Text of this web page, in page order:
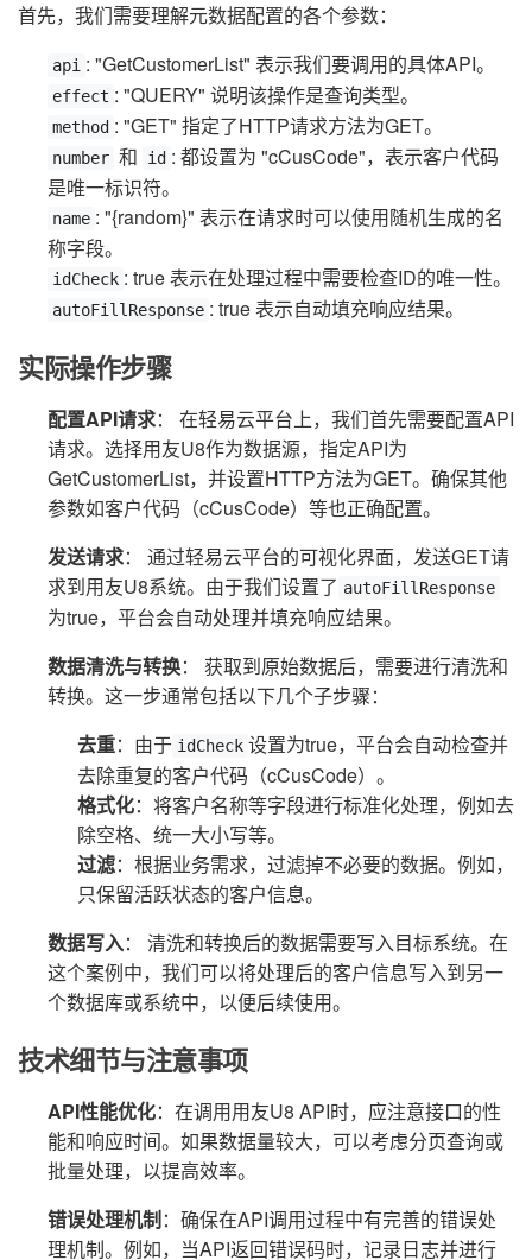
首先，我们需要理解元数据配置的各个参数：
api : "GetCustomerList" 表示我们要调用的具体API。
effect : "QUERY" 说明该操作是查询类型。
method : "GET" 指定了HTTP请求方法为GET。
number 和 id : 都设置为 "cCusCode"，表示客户代码
是唯一标识符。
name : "{random}" 表示在请求时可以使用随机生成的名
称字段。
idCheck : true 表示在处理过程中需要检查ID的唯一性。
autoFillResponse : true 表示自动填充响应结果。
实际操作步骤
配置API请求： 在轻易云平台上，我们首先需要配置API
请求。选择用友U8作为数据源，指定API为
GetCustomerList，并设置HTTP方法为GET。确保其他
参数如客户代码（cCusCode）等也正确配置。
发送请求： 通过轻易云平台的可视化界面，发送GET请
求到用友U8系统。由于我们设置了 autoFillResponse
为true，平台会自动处理并填充响应结果。
数据清洗与转换： 获取到原始数据后，需要进行清洗和
转换。这一步通常包括以下几个子步骤：
去重：由于 idCheck 设置为true，平台会自动检查并
去除重复的客户代码（cCusCode）。
格式化：将客户名称等字段进行标准化处理，例如去
除空格、统一大小写等。
过滤：根据业务需求，过滤掉不必要的数据。例如，
只保留活跃状态的客户信息。
数据写入： 清洗和转换后的数据需要写入目标系统。在
这个案例中，我们可以将处理后的客户信息写入到另一
个数据库或系统中，以便后续使用。
技术细节与注意事项
API性能优化：在调用用友U8 API时，应注意接口的性
能和响应时间。如果数据量较大，可以考虑分页查询或
批量处理，以提高效率。
错误处理机制：确保在API调用过程中有完善的错误处
理机制。例如，当API返回错误码时，记录日志并进行